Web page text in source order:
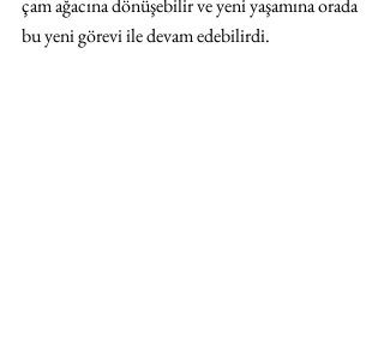
çam ağacına dönüşebilir ve yeni yaşamına orada
bu yeni görevi ile devam edebilirdi.